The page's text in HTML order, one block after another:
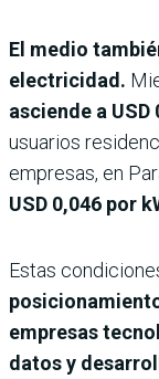
El medio
electricidad.
asciende a
usuarios
empresas, en
USD 0,046 por
Estas
empresas
datos y